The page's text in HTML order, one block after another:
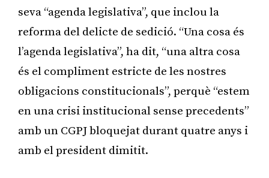
seva “agenda legislativa”, que inclou la
reforma del delicte de sedició. “Una cosa és
l’agenda legislativa”, ha dit, “una altra cosa
és el compliment estricte de les nostres
obligacions constitucionals”, perquè “estem
en una crisi institucional sense precedents”
amb un CGPJ bloquejat durant quatre anys i
amb el president dimitit.